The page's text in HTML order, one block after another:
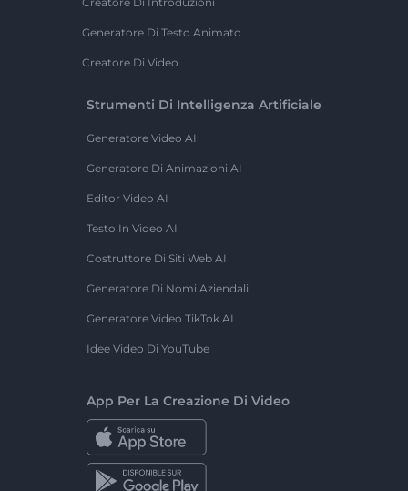
Generatore Di Testo Animato
Creatore Di Video
Strumenti Di Intelligenza Artificiale
Generatore Video AI
Generatore Di Animazioni AI
Editor Video AI
Testo In Video AI
Costruttore Di Siti Web AI
Generatore Di Nomi Aziendali
Generatore Video TikTok AI
Idee Video Di YouTube
App Per La Creazione Di Video